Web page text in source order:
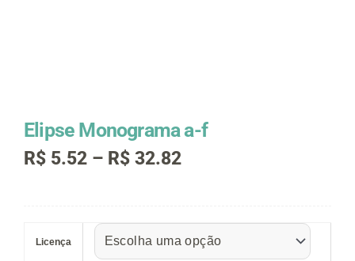
Elipse Monograma a-f
R$ 5.52 – R$ 32.82Faixa
através
R$ 32.82
Licença